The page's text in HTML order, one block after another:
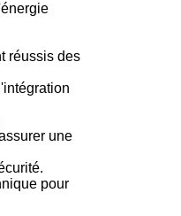
réussis des
une
pour